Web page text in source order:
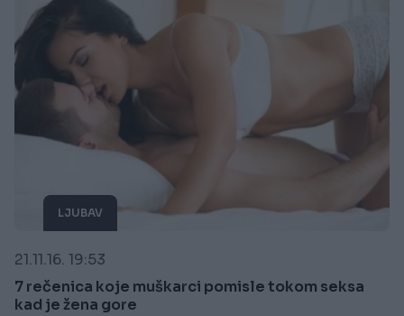
LJUBAV
21.11.16. 19:53
7 rečenica koje muškarci pomisle tokom seksa
kad je žena gore